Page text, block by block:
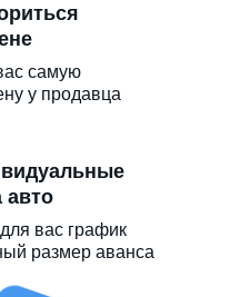
авто
вас график
размер аванса
самую
у продавца